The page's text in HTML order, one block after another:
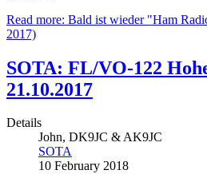
Read more: Bald ist wieder "Ham
2017)
SOTA: FL/VO-122
21.10.2017
Details
John, DK9JC & AK9JC
SOTA
10 February 2018